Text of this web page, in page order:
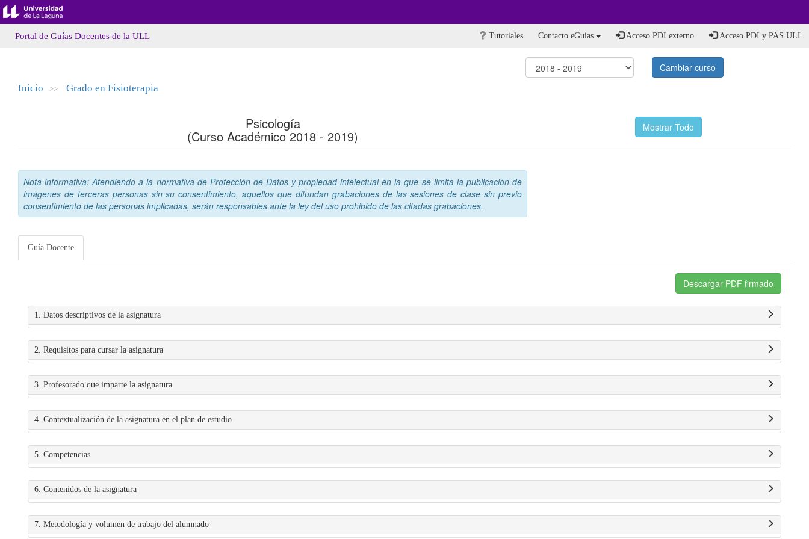
Portal de Guías Docentes de la ULL Tutoriales Contacto eGuias Acceso PDI externo Acceso PDI y PAS ULL
Cambiar curso
Inicio >> Grado en Fisioterapia
Psicología
(Curso Académico 2018 - 2019)
Mostrar Todo
Nota informativa: Atendiendo a la normativa de Protección de Datos y propiedad intelectual en la que se limita la publicación de
imágenes de terceras personas sin su consentimiento, aquellos que difundan grabaciones de las sesiones de clase sin previo
consentimiento de las personas implicadas, serán responsables ante la ley del uso prohibido de las citadas grabaciones.
Guía Docente
Descargar PDF firmado
1. Datos descriptivos de la asignatura
2. Requisitos para cursar la asignatura
3. Profesorado que imparte la asignatura
4. Contextualización de la asignatura en el plan de estudio
5. Competencias
6. Contenidos de la asignatura
7. Metodología y volumen de trabajo del alumnado